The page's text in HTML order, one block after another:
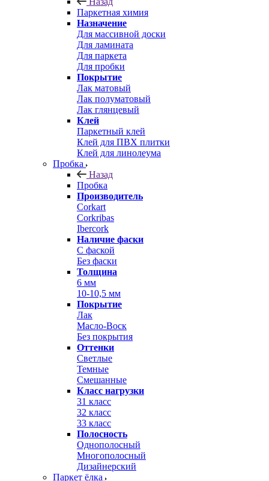
Паркетная химия
Назначение
Для массивной доски
Для ламината
Для паркета
Для пробки
Покрытие
Лак матовый
Лак полуматовый
Лак глянцевый
Клей
Паркетный клей
Клей для ПВХ плитки
Клей для линолеума
Пробка
Назад
Пробка
Производитель
Corkart
Corkribas
Ibercork
Наличие фаски
С фаской
Без фаски
Толщина
6 мм
10-10,5 мм
Покрытие
Лак
Масло-Воск
Без покрытия
Оттенки
Светлые
Темные
Смешанные
Класс нагрузки
31 класс
32 класс
33 класс
Полосность
Однополосный
Многополосный
Дизайнерский
Паркет ёлка